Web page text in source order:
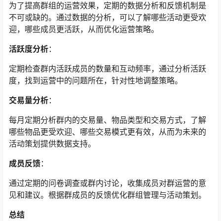
为了提高群组的运营效果，定期的数据分析和反馈机制是
不可或缺的。通过数据的分析，可以了解哪些活动更受欢
迎，哪些成员更活跃，从而优化运营策略。
活跃度分析：
定期检查群内活跃成员的数量和互动频率，通过分析活跃
度，找到运营中的问题所在，针对性地调整策略。
交易量分析：
每月定期分析群内的交易量、物品类型和交易方式，了解
哪些物品更受欢迎、哪些交易模式更有效，从而为未来的
活动策划提供数据支持。
成员反馈：
通过定期的问卷调查或群内讨论，收集成员对群运营的意
见和建议。根据群成员的反馈优化群组管理与活动策划。
总结